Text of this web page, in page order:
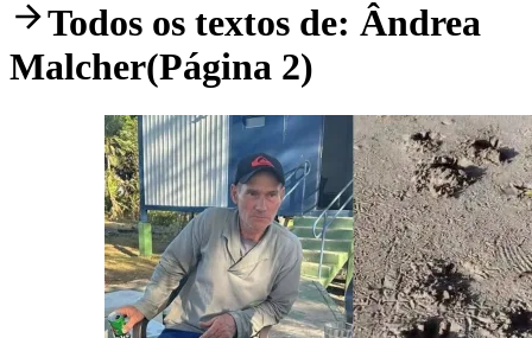
Todos os textos de: Ândrea
Malcher(Página 2)